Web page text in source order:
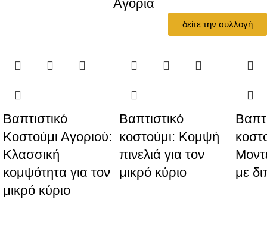
Αγόρια
δείτε την συλλογή
Βαπτιστικό
Κοστούμι Αγοριού:
Κλασσική
κομψότητα για τον
μικρό κύριο
Βαπτιστικό
κοστούμι: Κομψή
πινελιά για τον
μικρό κύριο
με